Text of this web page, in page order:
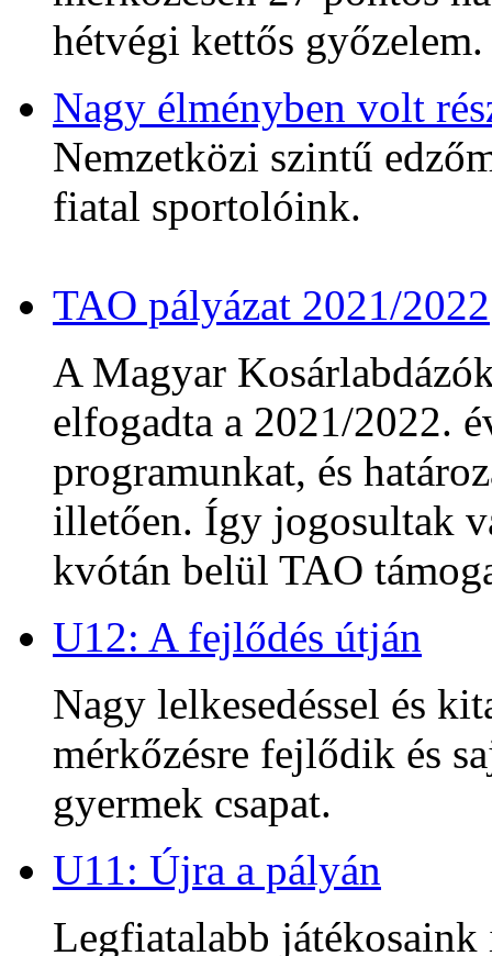
hétvégi kettős győzelem.
Nagy élményben volt
Nemzetközi szintű
fiatal sportolóink.
TAO pályázat 2021/2022
A Magyar
elfogadta a 2021/2022.
programunkat, és
illetően. Így jogosultak
kvótán belül TAO
U12: A fejlődés útján
Nagy lelkesedéssel és
mérkőzésre fejlődik és
gyermek csapat.
U11: Újra a pályán
Legfiatalabb